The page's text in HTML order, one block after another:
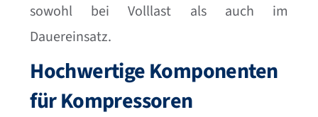
sowohl bei Volllast als auch im
Dauereinsatz.
Hochwertige Komponenten
für Kompressoren